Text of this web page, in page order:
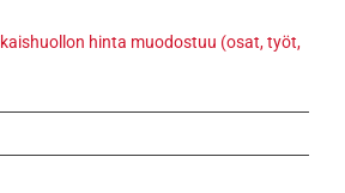
hinta muodostuu (osat, työt,